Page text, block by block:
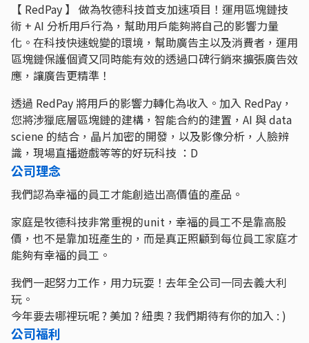
【 RedPay 】 做為牧德科技首支加速項目！運用區塊鏈技
術 + AI 分析用戶行為，幫助用戶能夠將自己的影響力量
化。在科技快速蛻變的環境，幫助廣告主以及消費者，運用
區塊鏈保護個資又同時能有效的透過口碑行銷來擴張廣告效
應，讓廣告更精準！
透過 RedPay 將用戶的影響力轉化為收入。加入 RedPay，
您將涉獵底層區塊鏈的建構，智能合約的建置，AI 與 data
sciene 的結合，晶片加密的開發，以及影像分析，人臉辨
識，現場直播遊戲等等的好玩科技 ：D
公司理念
我們認為幸福的員工才能創造出高價值的產品。
家庭是牧德科技非常重視的unit，幸福的員工不是靠高股
價，也不是靠加班產生的，而是真正照顧到每位員工家庭才
能夠有幸福的員工。
我們一起努力工作，用力玩耍！去年全公司一同去義大利
玩。
今年要去哪裡玩呢 ? 美加 ? 紐奧 ? 我們期待有你的加入 : )
公司福利